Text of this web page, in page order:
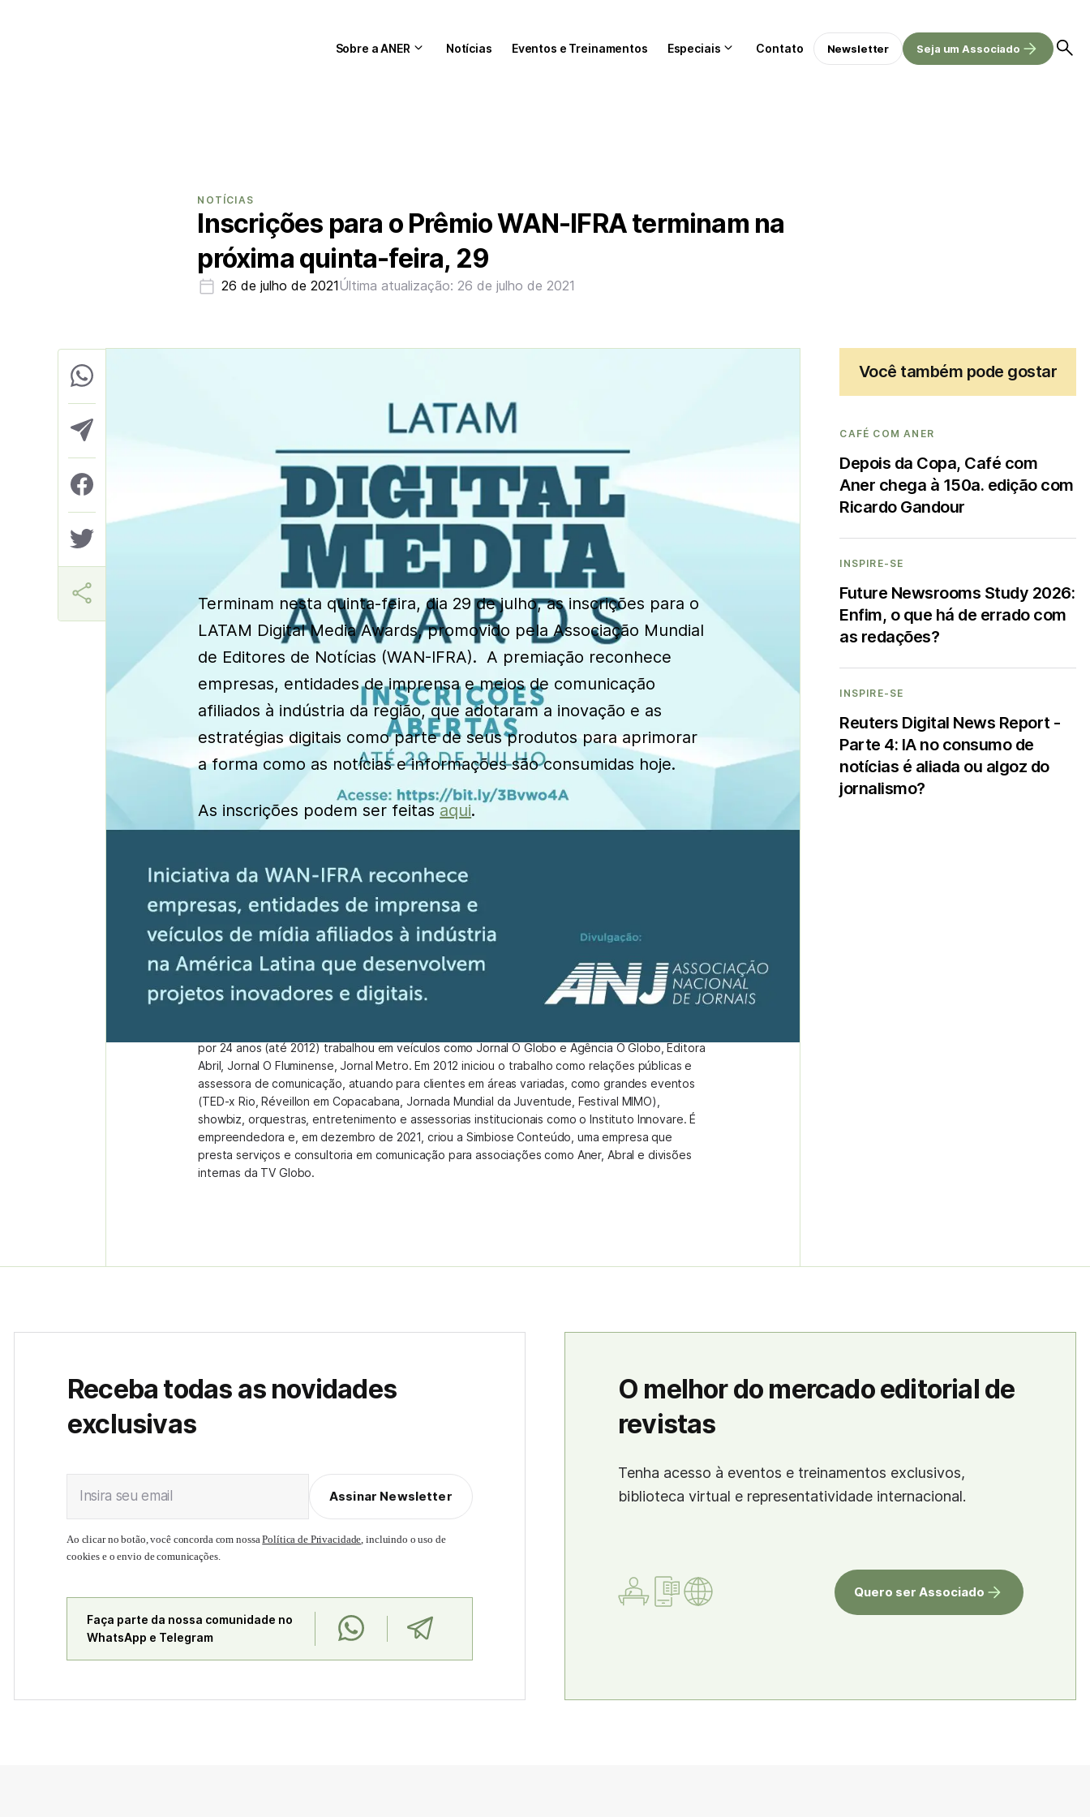
Sobre a ANER Notícias Eventos e Treinamentos Especiais Contato Newsletter Seja um Associado
NOTÍCIAS
Inscrições para o Prêmio WAN-IFRA terminam na
próxima quinta-feira, 29
26 de julho de 2021Última atualização: 26 de julho de 2021
Márcia Miranda
Terminam nesta quinta-feira, dia 29 de julho, as inscrições para o
LATAM Digital Media Awards, promovido pela Associação Mundial
de Editores de Notícias (WAN-IFRA). A premiação reconhece
empresas, entidades de imprensa e meios de comunicação
afiliados à indústria da região, que adotaram a inovação e as
estratégias digitais como parte de seus produtos para aprimorar
a forma como as notícias e informações são consumidas hoje.
As inscrições podem ser feitas aqui.
Márcia Miranda
Administrator
por 24 anos (até 2012) trabalhou em veículos como Jornal O Globo e Agência O Globo, Editora
Abril, Jornal O Fluminense, Jornal Metro. Em 2012 iniciou o trabalho como relações públicas e
assessora de comunicação, atuando para clientes em áreas variadas, como grandes eventos
(TED-x Rio, Réveillon em Copacabana, Jornada Mundial da Juventude, Festival MIMO),
showbiz, orquestras, entretenimento e assessorias institucionais como o Instituto Innovare. É
empreendedora e, em dezembro de 2021, criou a Simbiose Conteúdo, uma empresa que
presta serviços e consultoria em comunicação para associações como Aner, Abral e divisões
internas da TV Globo.
Você também pode gostar
CAFÉ COM ANER
Depois da Copa, Café com
Aner chega à 150a. edição com
Ricardo Gandour
INSPIRE-SE
Future Newsrooms Study 2026:
Enfim, o que há de errado com
as redações?
INSPIRE-SE
Reuters Digital News Report -
Parte 4: IA no consumo de
notícias é aliada ou algoz do
jornalismo?
Receba todas as novidades
exclusivas
Insira seu email Assinar Newsletter
Ao clicar no botão, você concorda com nossaPolítica de Privacidade, incluindo o uso de
cookies e o envio de comunicações.
Faça parte da nossa comunidade no
WhatsApp e Telegram
O melhor do mercado editorial de
revistas
Tenha acesso à eventos e treinamentos exclusivos,
biblioteca virtual e representatividade internacional.
Quero ser Associado